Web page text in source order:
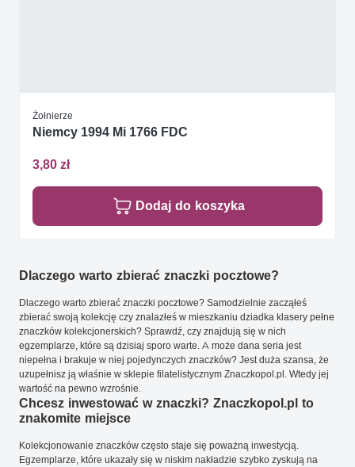
Żołnierze
Niemcy 1994 Mi 1766 FDC
3,80 zł
Dodaj do koszyka
Dlaczego warto zbierać znaczki pocztowe?
Dlaczego warto zbierać znaczki pocztowe? Samodzielnie zacząłeś
zbierać swoją kolekcję czy znalazłeś w mieszkaniu dziadka klasery pełne
znaczków kolekcjonerskich? Sprawdź, czy znajdują się w nich
egzemplarze, które są dzisiaj sporo warte. A może dana seria jest
niepełna i brakuje w niej pojedynczych znaczków? Jest duża szansa, że
uzupełnisz ją właśnie w sklepie filatelistycznym Znaczkopol.pl. Wtedy jej
wartość na pewno wzrośnie.
Chcesz inwestować w znaczki? Znaczkopol.pl to
znakomite miejsce
Kolekcjonowanie znaczków często staje się poważną inwestycją.
Egzemplarze, które ukazały się w niskim nakładzie szybko zyskują na